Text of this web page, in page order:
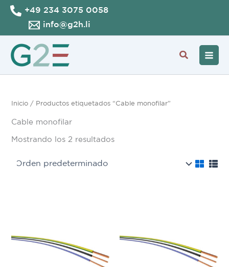
contenido
+49 234 3075 0058
info@g2h.li
Buscar
Inicio / Productos etiquetados “Cable monofilar”
Cable monofilar
Mostrando los 2 resultados